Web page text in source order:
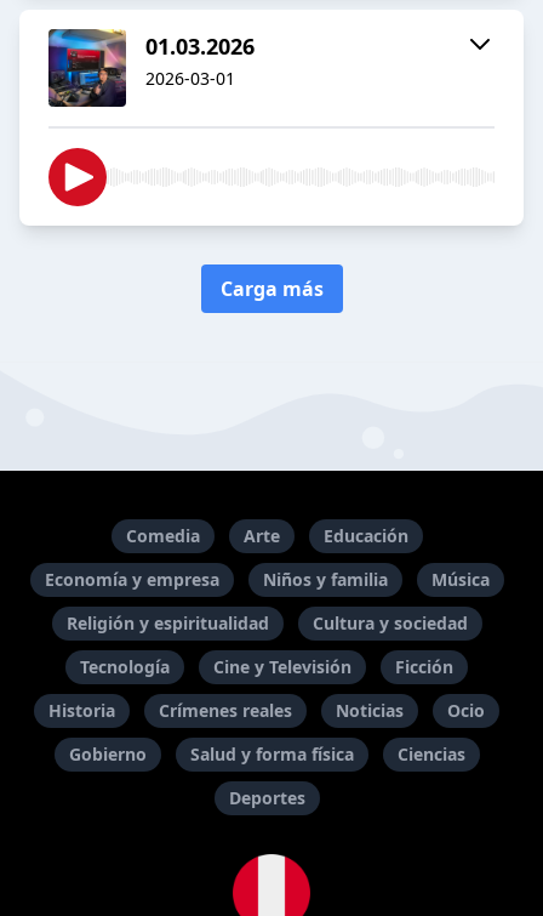
01.03.2026
2026-03-01
Carga más
Comedia Arte
Educación
Economía y empresa
Niños y familia
Música
Religión y espiritualidad
Cultura y sociedad
Tecnología
Cine y Televisión
Ficción
Historia
Crímenes reales Noticias
Ocio
Gobierno
Salud y forma física
Ciencias
Deportes